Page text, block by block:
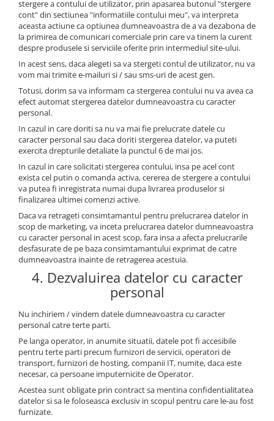
Bobina 14V
Bobina 28V
Relee 48V
Contact 5 pozitii
Contactor 36V
Senzori de greutate
Bobina 18V
Contactor 16V
Kit reparatii contactor
Contactor 65V
Contactor 96V
Releu 230V
Relee 6V
Intrerupatoare
Banda antistatica
Contact pornire
Perii colectoare
Lampi stroboscopice
Joystick-uri
Joystick Upright
Joystick Genie
Joystick JLG
Joystick Manitou
Joystick Merlo
Piese Lebrero
Piese Macmoter
Piese Lugli
Piese Menzi Muck
Piese Mustang
Piese Steinbock
Piese Valpadana
Piese Zettelmeyer
Piese Venieri
Piese Nissan
Piese Sullair
Piese Rigitrac
Piese Krone
Piese Hiab Foco
Piese Artec
Piese Airman
Piese TCM
Piese Sunward
Piese Pel Job
Piese Schaffer
Piese Ransomes
stergere a contului de utilizator, prin apasarea butonul "stergere
cont" din sectiunea "informatiile contului meu", va interpreta
aceasta actiune ca optiunea dumneavoastra de a va dezabona de
la primirea de comunicari comerciale prin care va tinem la curent
despre produsele si serviciile oferite prin intermediul site-ului.
In acest sens, daca alegeti sa va stergeti contul de utilizator, nu va
vom mai trimite e-mailuri si / sau sms-uri de acest gen.
Totusi, dorim sa va informam ca stergerea contului nu va avea ca
efect automat stergerea datelor dumneavoastra cu caracter
personal.
In cazul in care doriti sa nu va mai fie prelucrate datele cu
caracter personal sau daca doriti stergerea datelor, va puteti
exercita drepturile detaliate la punctul 6 de mai jos.
In cazul in care solicitati stergerea contului, insa pe acel cont
exista cel putin o comanda activa, cererea de stergere a contului
va putea fi inregistrata numai dupa livrarea produselor si
finalizarea ultimei comenzi active.
Daca va retrageti consimtamantul pentru prelucrarea datelor in
scop de marketing, va inceta prelucrarea datelor dumneavoastra
cu caracter personal in acest scop, fara insa a afecta prelucrarile
desfasurate de pe baza consimtamantului exprimat de catre
dumneavoastra inainte de retragerea acestuia.
4. Dezvaluirea datelor cu caracter
personal
Nu inchiriem / vindem datele dumneavoastra cu caracter
personal catre terte parti.
Pe langa operator, in anumite situatii, datele pot fi accesibile
pentru terte parti precum furnizori de servicii, operatori de
transport, furnizori de hosting, companii IT, numite, daca este
necesar, ca persoane imputernicite de Operator.
Acestea sunt obligate prin contract sa mentina confidentialitatea
datelor si sa le foloseasca exclusiv in scopul pentru care le-au fost
furnizate.